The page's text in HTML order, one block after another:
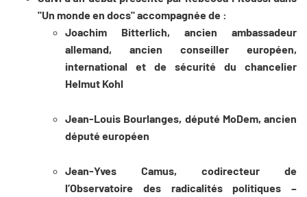
"Un monde en docs" accompagnée de :
Joachim Bitterlich, ancien ambassadeur
allemand, ancien conseiller européen,
international et de sécurité du chancelier
Helmut Kohl
Jean-Louis Bourlanges, député MoDem, ancien
député européen
Jean-Yves Camus, codirecteur de
l’Observatoire des radicalités politiques –